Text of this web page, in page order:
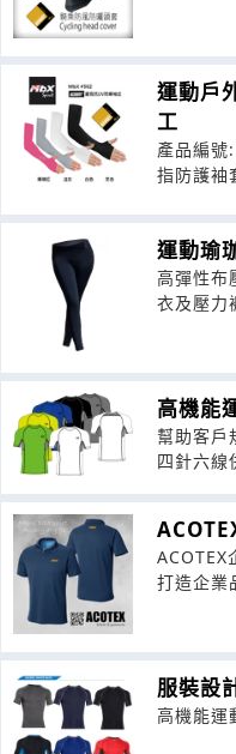
運動戶
工
產品編號
指防護袖
運動瑜
高彈性布
衣及壓力
高機能
幫助客戶
四針六線
ACOTEX
打造企業
服裝設
高機能運